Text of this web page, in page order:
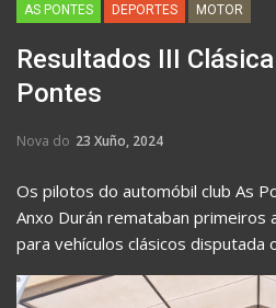
AS PONTES DEPORTES MOTOR
Resultados III
Pontes
Nova do 23 Xuño, 2024
Os pilotos do automóbil club As
Anxo Durán remataban primeiros
para vehículos clásicos disputada